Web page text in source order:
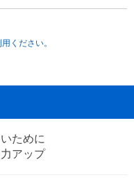
ください。
ために
アップ